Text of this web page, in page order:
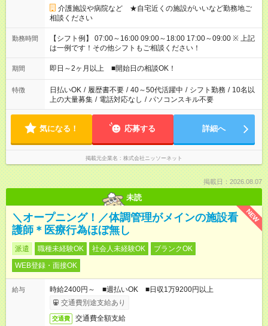
介護施設や病院など ★自宅近くの施設がいいなど勤務地ご
相談ください
勤務時間
【シフト例】 07:00～16:00 09:00～18:00 17:00～09:00 ※ 上記
は一例です！その他シフトもご相談ください！
期間 即日～2ヶ月以上 ■開始日の相談OK！
特徴 日払いOK / 履歴書不要 / 40～50代活躍中 / シフト勤務 / 10名以
上の大量募集 / 電話対応なし / パソコンスキル不要
気になる！ 応募する 詳細へ
掲載元企業名 株式会社ニッソーネット
掲載日：2026.08.07
未読
NEW
＼オープニング！／体調管理がメインの施設看
護師＊医療行為ほぼ無し
派遣 職種未経験OK 社会人未経験OK
ブランクOK
WEB登録・面接OK
給与
時給2400円～ ■週払いOK ■日収1万9200円以上
交通費別途支給あり
交通費 交通費全額支給